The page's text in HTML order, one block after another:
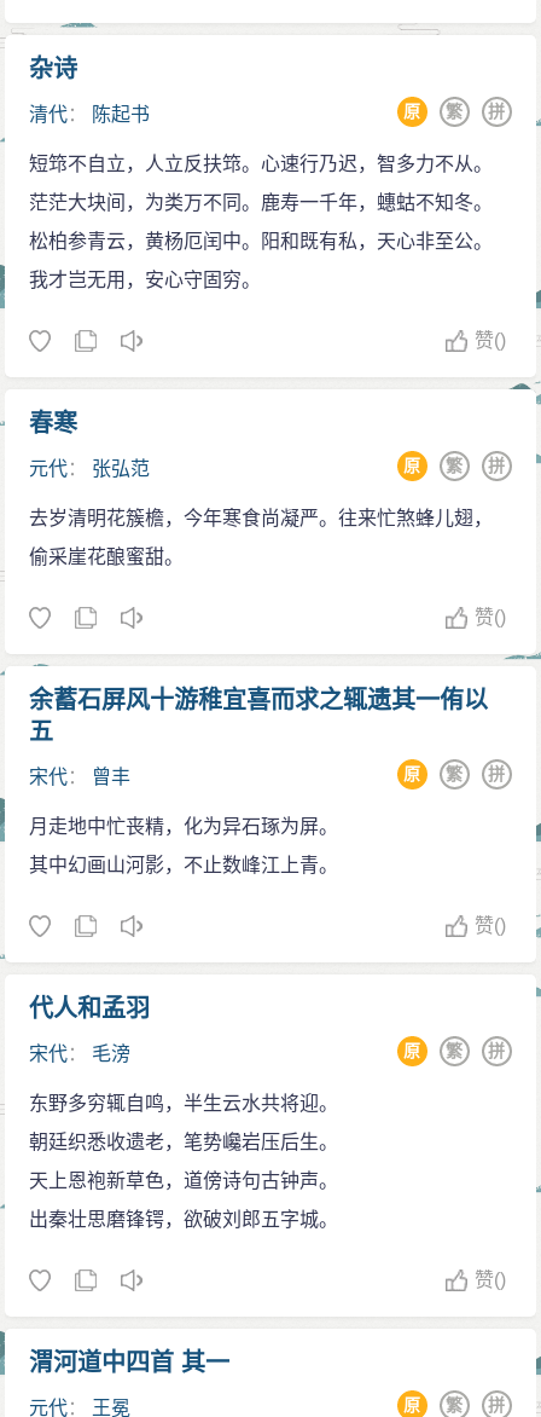
杂诗
清代： 陈起书 拼
繁
原
短筇不自立，人立反扶筇。心速行乃迟，智多力不从。
茫茫大块间，为类万不同。鹿寿一千年，蟪蛄不知冬。
松柏参青云，黄杨厄闰中。阳和既有私，天心非至公。
我才岂无用，安心守固穷。
赞()
春寒
元代： 张弘范 拼
繁
原
去岁清明花簇檐，今年寒食尚凝严。往来忙煞蜂儿翅，
偷采崖花酿蜜甜。
赞()
余蓄石屏风十游稚宜喜而求之辄遗其一侑以
五
宋代： 曾丰 拼
繁
原
月走地中忙丧精，化为异石琢为屏。
其中幻画山河影，不止数峰江上青。
赞()
代人和孟羽
宋代： 毛滂 拼
繁
原
东野多穷辄自鸣，半生云水共将迎。
朝廷织悉收遗老，笔势巉岩压后生。
天上恩袍新草色，道傍诗句古钟声。
出秦壮思磨锋锷，欲破刘郎五字城。
赞()
渭河道中四首 其一
元代： 王冕 拼
繁
原